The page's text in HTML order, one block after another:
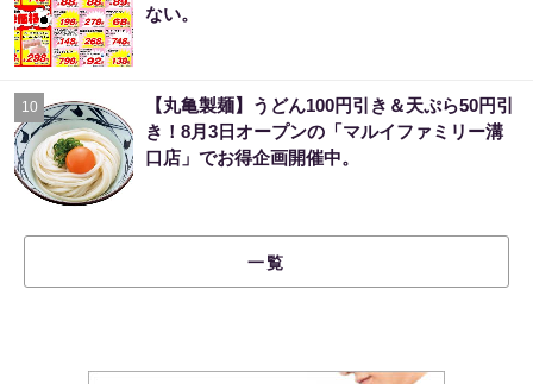
ない。
10
【丸亀製麺】うどん100円引き＆天ぷら50円引
き！8月3日オープンの「マルイファミリー溝
口店」でお得企画開催中。
一覧